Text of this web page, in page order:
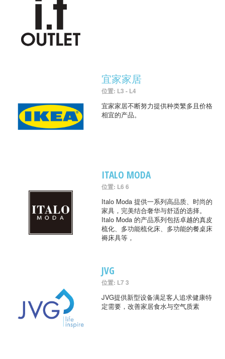
宜家家居
位置: L3 - L4
宜家家居不断努力提供种类繁多且价格
相宜的产品。
ITALO MODA
位置: L6 6
Italo Moda 提供一系列高品质、时尚的
家具，完美结合奢华与舒适的选择。
Italo Moda 的产品系列包括卓越的真皮
梳化、多功能梳化床、多功能的餐桌床
褥床具等，
JVG
位置: L7 3
JVG提供新型设备满足客人追求健康特
定需要，改善家居食水与空气质素